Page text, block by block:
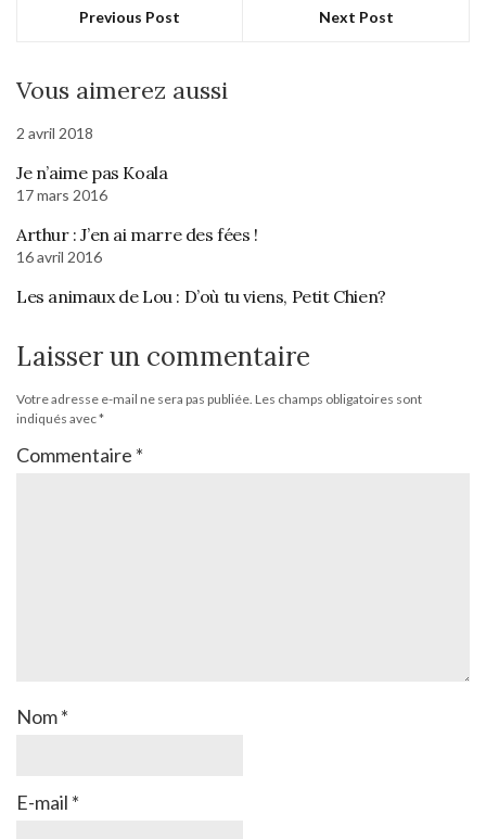
Previous Post Next Post
Vous aimerez aussi
2 avril 2018
Je n’aime pas Koala
17 mars 2016
Arthur : J’en ai marre des fées !
16 avril 2016
Les animaux de Lou : D’où tu viens, Petit Chien?
Laisser un commentaire
Votre adresse e-mail ne sera pas publiée. Les champs obligatoires sont
indiqués avec*
Commentaire *
Nom*
E-mail *